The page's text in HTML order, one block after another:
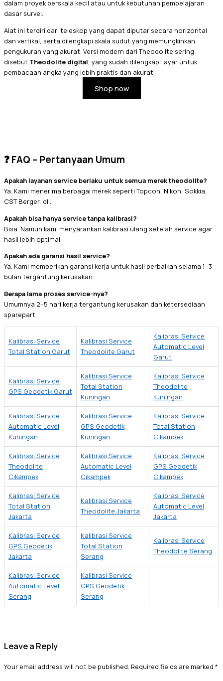
dalam proyek berskala kecil atau untuk kebutuhan pembelajaran
dasar survei.
Alat ini terdiri dari teleskop yang dapat diputar secara horizontal
dan vertikal, serta dilengkapi skala sudut yang memungkinkan
pengukuran yang akurat. Versi modern dari Theodolite sering
disebut Theodolite digital, yang sudah dilengkapi layar untuk
pembacaan angka yang lebih praktis dan akurat.
Shop now
❓ FAQ – Pertanyaan Umum
Apakah layanan service berlaku untuk semua merek theodolite?
Ya. Kami menerima berbagai merek seperti Topcon, Nikon, Sokkia,
CST Berger, dll.
Apakah bisa hanya service tanpa kalibrasi?
Bisa. Namun kami menyarankan kalibrasi ulang setelah service agar
hasil lebih optimal.
Apakah ada garansi hasil service?
Ya. Kami memberikan garansi kerja untuk hasil perbaikan selama 1–3
bulan tergantung kerusakan.
Berapa lama proses service-nya?
Umumnya 2–5 hari kerja tergantung kerusakan dan ketersediaan
sparepart.
Kalibrasi Service
Total Station Garut
Kalibrasi Service
Theodolite Garut
Kalibrasi Service
Automatic Level
Garut
Kalibrasi Service
GPS Geodetik Garut
Kalibrasi Service
Total Station
Kuningan
Kalibrasi Service
Theodolite
Kuningan
Kalibrasi Service
Automatic Level
Kuningan
Kalibrasi Service
GPS Geodetik
Kuningan
Kalibrasi Service
Total Station
Cikampek
Kalibrasi Service
Theodolite
Cikampek
Kalibrasi Service
Automatic Level
Cikampek
Kalibrasi Service
GPS Geodetik
Cikampek
Kalibrasi Service
Total Station
Jakarta
Kalibrasi Service
Theodolite Jakarta
Kalibrasi Service
Automatic Level
Jakarta
Kalibrasi Service
GPS Geodetik
Jakarta
Kalibrasi Service
Total Station
Serang
Kalibrasi Service
Theodolite Serang
Kalibrasi Service
Automatic Level
Serang
Kalibrasi Service
GPS Geodetik
Serang
Leave a Reply
Your email address will not be published. Required fields are marked *